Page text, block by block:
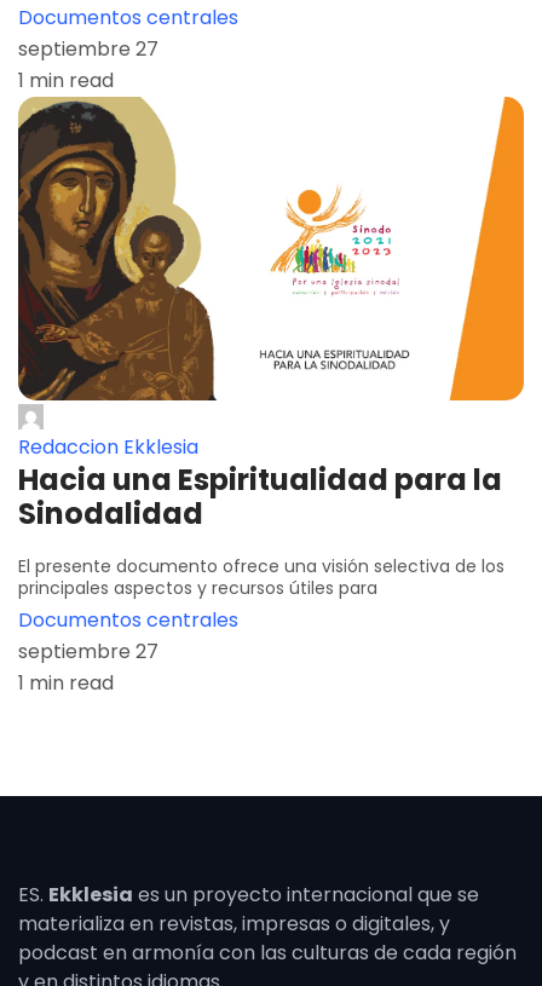
Documentos centrales
septiembre 27
1 min read
Redaccion Ekklesia
Hacia una Espiritualidad para la
Sinodalidad
El presente documento ofrece una visión selectiva de los
principales aspectos y recursos útiles para
Documentos centrales
septiembre 27
1 min read
ES. Ekklesia es un proyecto internacional que se
materializa en revistas, impresas o digitales, y
podcast en armonía con las culturas de cada región